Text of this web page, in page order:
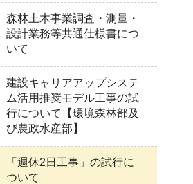
森林土木事業調査・測量・
設計業務等共通仕様書につ
いて
建設キャリアアップシステ
ム活用推奨モデル工事の試
行について【環境森林部及
び農政水産部】
「週休2日工事」の試行に
ついて